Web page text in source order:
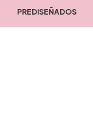
PREDISEÑADOS